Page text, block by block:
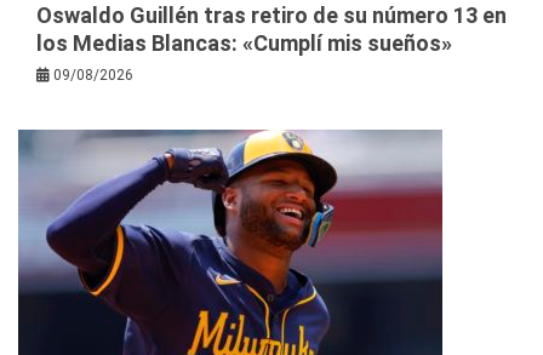
Oswaldo Guillén tras retiro de su número 13 en
los Medias Blancas: «Cumplí mis sueños»
09/08/2026